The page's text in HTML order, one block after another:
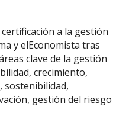
a la gestión
y elEconomista tras
clave de la gestión
crecimiento,
sostenibilidad,
gestión del riesgo